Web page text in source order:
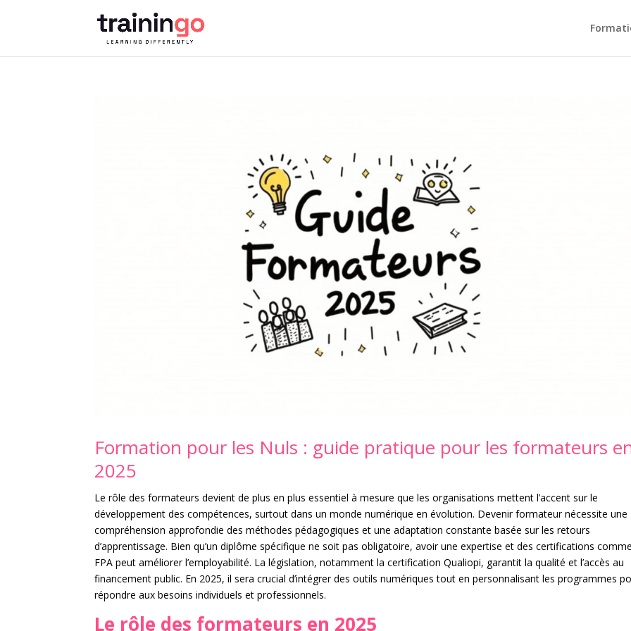
Formation pour les Nuls : guide pratique pour les formateurs
2025
Le rôle des formateurs devient de plus en plus essentiel à mesure que les organisations mettent l’accent sur le
développement des compétences, surtout dans un monde numérique en évolution. Devenir formateur nécessite une
compréhension approfondie des méthodes pédagogiques et une adaptation constante basée sur les retours
d’apprentissage. Bien qu’un diplôme spécifique ne soit pas obligatoire, avoir une expertise et des certifications
FPA peut améliorer l’employabilité. La législation, notamment la certification Qualiopi, garantit la qualité et l’accès au
financement public. En 2025, il sera crucial d’intégrer des outils numériques tout en personnalisant les programmes
répondre aux besoins individuels et professionnels.
Le rôle des formateurs en 2025